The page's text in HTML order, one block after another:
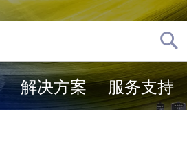
索
解决方案 服务支持